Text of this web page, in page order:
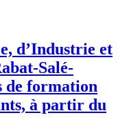
d’Industrie et
Salé-
de formation
à partir du